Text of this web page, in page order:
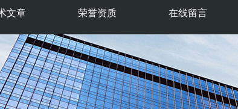
文章 荣誉资质 在线留言